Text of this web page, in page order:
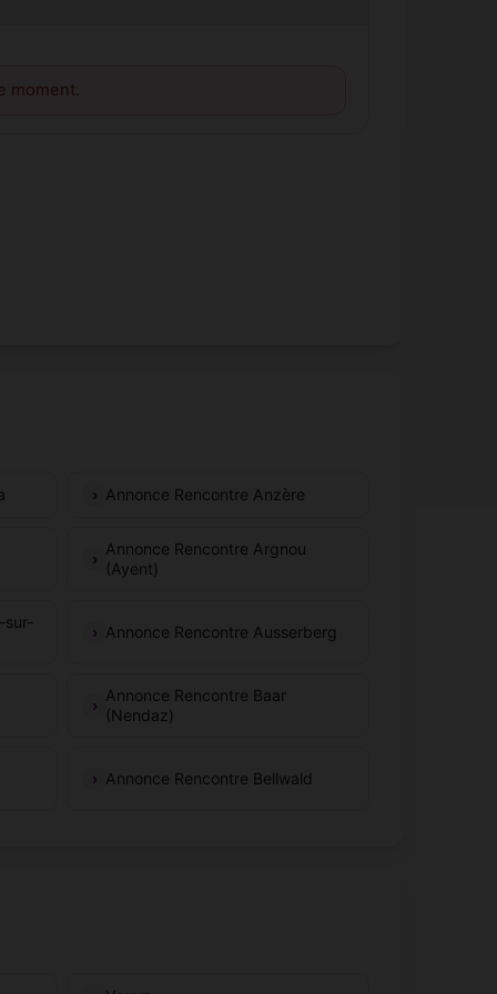
moment.
Annonce Rencontre Anzère
Annonce Rencontre Argnou
(Ayent)
sur-
Annonce Rencontre Ausserberg
Annonce Rencontre Baar
(Nendaz)
Annonce Rencontre Bellwald